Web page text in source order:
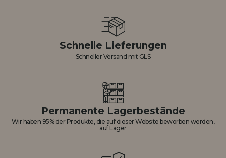
Schnelle Lieferungen
Schneller Versand mit GLS
Permanente Lagerbestände
Wir haben 95% der Produkte, die auf dieser Website beworben werden,
auf Lager